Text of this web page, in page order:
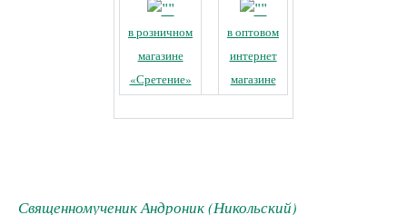
в розничном
магазине
«Сретение»
в оптовом
интернет
магазине
Священномученик Андроник (Никольский)